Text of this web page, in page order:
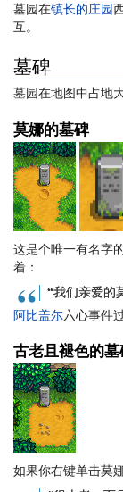
墓园在镇长的庄园
互。
墓碑
墓园在地图中占地
莫娜的墓碑
这是个唯一有名字
着：
“我们亲爱的
阿比盖尔六心事件
古老且褪色的墓
如果你右键单击莫